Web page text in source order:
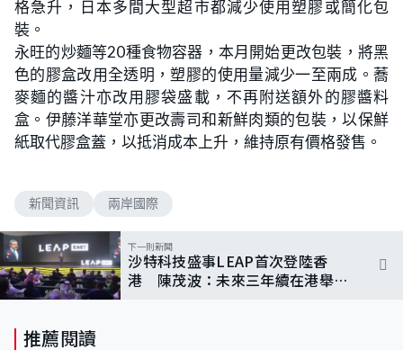
e
e
d
8
.
%
格急升，日本多間大型超市都減少使用塑膠或簡化包
裝。
永旺的炒麵等20種食物容器，本月開始更改包裝，將黑
色的膠盒改用全透明，塑膠的使用量減少一至兩成。蕎
麥麵的醬汁亦改用膠袋盛載，不再附送額外的膠醬料
盒。伊藤洋華堂亦更改壽司和新鮮肉類的包裝，以保鮮
紙取代膠盒蓋，以抵消成本上升，維持原有價格發售。
新聞資訊 兩岸國際
下一則新聞
沙特科技盛事LEAP首次登陸香
港 陳茂波：未來三年續在港舉
推薦閱讀